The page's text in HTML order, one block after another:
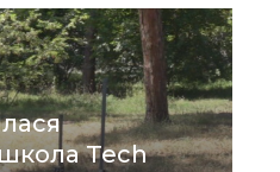
Tech